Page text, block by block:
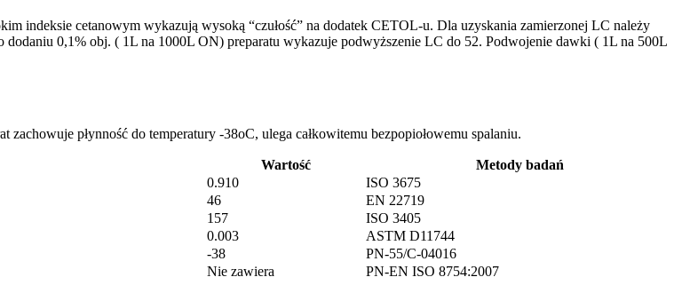
indeksie cetanowym wykazują wysoką “czułość” na dodatek CETOL-u. Dla uzyskania zamierzonej LC należy
0,1% obj. ( 1L na 1000L ON) preparatu wykazuje podwyższenie LC do 52. Podwojenie dawki ( 1L na 500L
płynność do temperatury -38oC, ulega całkowitemu bezpopiołowemu spalaniu.
Wartość
Metody badań
0.910
ISO 3675
46
EN 22719
157
ISO 3405
0.003
ASTM D11744
-38
PN-55/C-04016
Nie zawiera PN-EN ISO 8754:2007